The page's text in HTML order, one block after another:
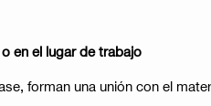
en el lugar de trabajo
forman una unión con el